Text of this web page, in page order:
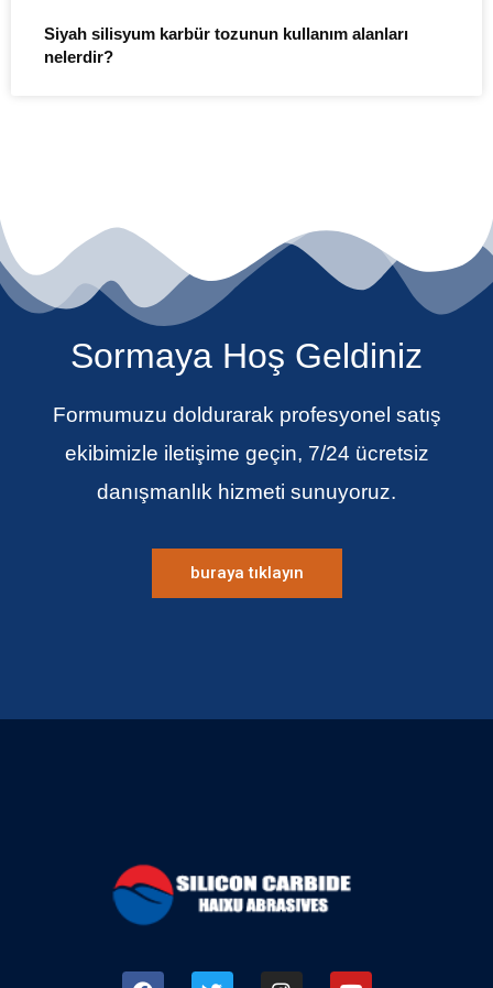
Siyah silisyum karbür tozunun kullanım alanları
nelerdir?
Sormaya Hoş Geldiniz
Formumuzu doldurarak profesyonel satış
ekibimizle iletişime geçin, 7/24 ücretsiz
danışmanlık hizmeti sunuyoruz.
buraya tıklayın